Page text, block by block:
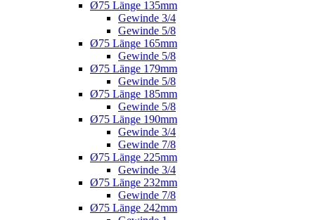
Ø75 Länge 135mm
Gewinde 3/4
Gewinde 5/8
Ø75 Länge 165mm
Gewinde 5/8
Ø75 Länge 179mm
Gewinde 5/8
Ø75 Länge 185mm
Gewinde 5/8
Ø75 Länge 190mm
Gewinde 3/4
Gewinde 7/8
Ø75 Länge 225mm
Gewinde 3/4
Ø75 Länge 232mm
Gewinde 7/8
Ø75 Länge 242mm